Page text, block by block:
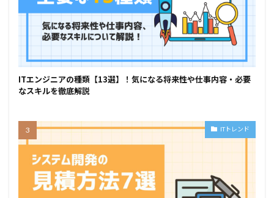
ITエンジニアの種類【13選】！気になる将来性や仕事内容・必要
なスキルを徹底解説
ITトレンド